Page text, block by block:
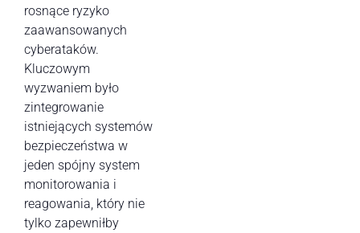
rosnące ryzyko
zaawansowanych
cyberataków.
Kluczowym
wyzwaniem było
zintegrowanie
istniejących systemów
bezpieczeństwa w
jeden spójny system
monitorowania i
reagowania, który nie
tylko zapewniłby